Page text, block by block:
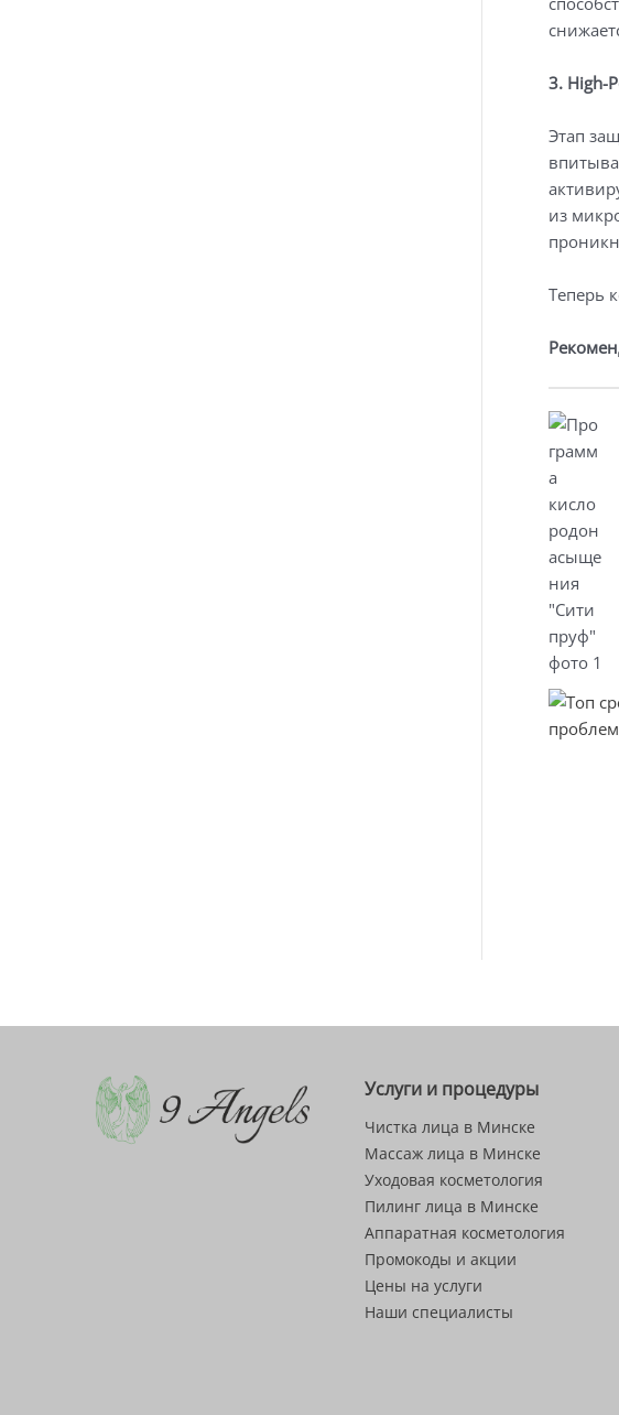
3. High-
Этап
из
Теперь
Услуги и процедуры
Чистка лица в Минске
Массаж лица в Минске
Уходовая косметология
Пилинг лица в Минске
Аппаратная косметология
Промокоды и акции
Цены на услуги
Наши специалисты